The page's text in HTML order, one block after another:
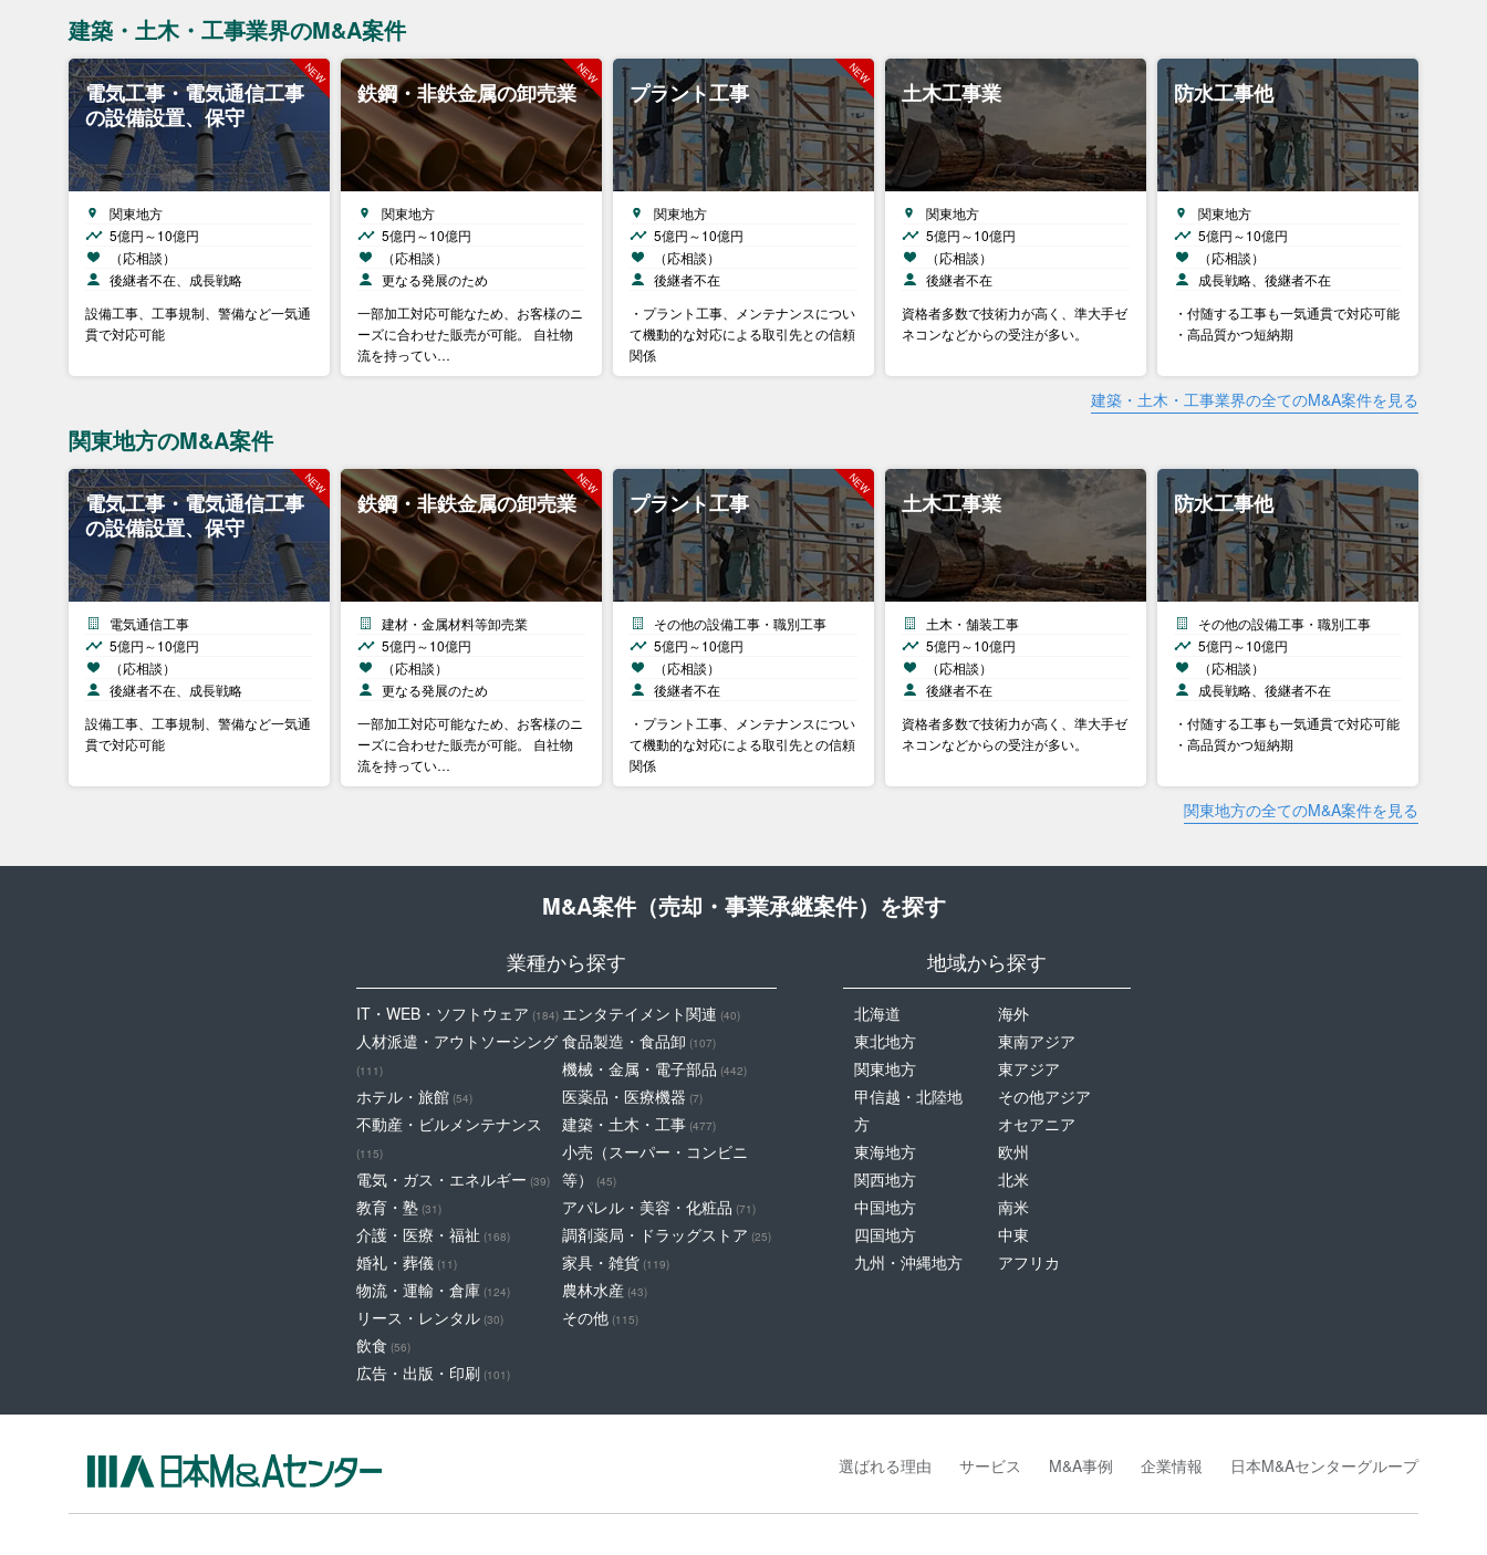
建築・土木・工事業界のM&A案件
電気工事・電気通信工事
の設備設置、保守
関東地方
5億円～10億円
（応相談）
後継者不在、成長戦略
設備工事、工事規制、警備など一気通
貫で対応可能
鉄鋼・非鉄金属の卸売業
関東地方
5億円～10億円
（応相談）
更なる発展のため
一部加工対応可能なため、お客様のニ
ーズに合わせた販売が可能。 自社物
流を持ってい…
プラント工事
関東地方
5億円～10億円
（応相談）
後継者不在
・プラント工事、メンテナンスについ
て機動的な対応による取引先との信頼
関係
土木工事業
関東地方
5億円～10億円
（応相談）
後継者不在
資格者多数で技術力が高く、準大手ゼ
ネコンなどからの受注が多い。
防水工事他
関東地方
5億円～10億円
（応相談）
成長戦略、後継者不在
・付随する工事も一気通貫で対応可能
・高品質かつ短納期
建築・土木・工事業界の全てのM&A案件を見る
関東地方のM&A案件
電気工事・電気通信工事
の設備設置、保守
電気通信工事
5億円～10億円
（応相談）
後継者不在、成長戦略
設備工事、工事規制、警備など一気通
貫で対応可能
鉄鋼・非鉄金属の卸売業
建材・金属材料等卸売業
5億円～10億円
（応相談）
更なる発展のため
一部加工対応可能なため、お客様のニ
ーズに合わせた販売が可能。 自社物
流を持ってい…
プラント工事
その他の設備工事・職別工事
5億円～10億円
（応相談）
後継者不在
・プラント工事、メンテナンスについ
て機動的な対応による取引先との信頼
関係
土木工事業
土木・舗装工事
5億円～10億円
（応相談）
後継者不在
資格者多数で技術力が高く、準大手ゼ
ネコンなどからの受注が多い。
防水工事他
その他の設備工事・職別工事
5億円～10億円
（応相談）
成長戦略、後継者不在
・付随する工事も一気通貫で対応可能
・高品質かつ短納期
関東地方の全てのM&A案件を見る
M&A案件（売却・事業承継案件）を探す
業種から探す
IT・WEB・ソフトウェア (184)
人材派遣・アウトソーシング
(111)
ホテル・旅館 (54)
不動産・ビルメンテナンス
(115)
電気・ガス・エネルギー (39)
教育・塾 (31)
介護・医療・福祉 (168)
婚礼・葬儀 (11)
物流・運輸・倉庫 (124)
リース・レンタル (30)
飲食 (56)
広告・出版・印刷 (101)
エンタテイメント関連 (40)
食品製造・食品卸 (107)
機械・金属・電子部品 (442)
医薬品・医療機器 (7)
建築・土木・工事 (477)
小売（スーパー・コンビニ
等）
(45)
アパレル・美容・化粧品 (71)
調剤薬局・ドラッグストア (25)
家具・雑貨 (119)
農林水産 (43)
その他 (115)
地域から探す
北海道
東北地方
関東地方
甲信越・北陸地
方
東海地方
関西地方
中国地方
四国地方
九州・沖縄地方
海外
東南アジア
東アジア
その他アジア
オセアニア
欧州
北米
南米
中東
アフリカ
選ばれる理由 サービス M&A事例 企業情報 日本M&Aセンターグループ